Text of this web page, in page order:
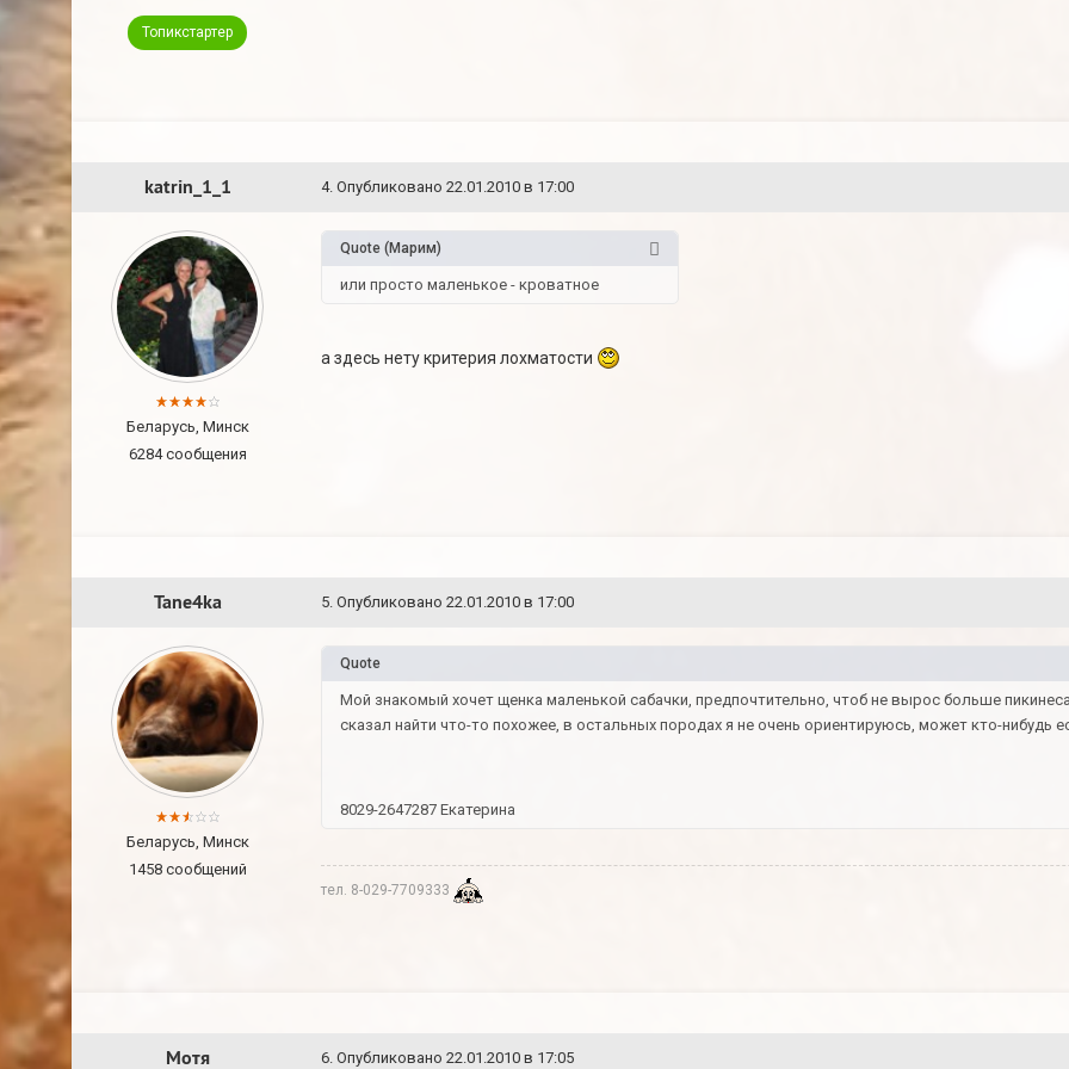
Топикстартер
katrin_1_1 4. Опубликовано 22.01.2010 в 17:00
Беларусь, Минск
6284 сообщения
Quote (Марим)
или просто маленькое - кроватное
а здесь нету критерия лохматости
Tane4ka 5. Опубликовано 22.01.2010 в 17:00
Беларусь, Минск
1458 сообщений
Quote
Мой знакомый хочет щенка маленькой сабачки, предпочтительно, чтоб не вырос больше
сказал найти что-то похожее, в остальных породах я не очень ориентируюсь, может кто-нибудь
8029-2647287 Екатерина
тел. 8-029-7709333
Мотя 6. Опубликовано 22.01.2010 в 17:05